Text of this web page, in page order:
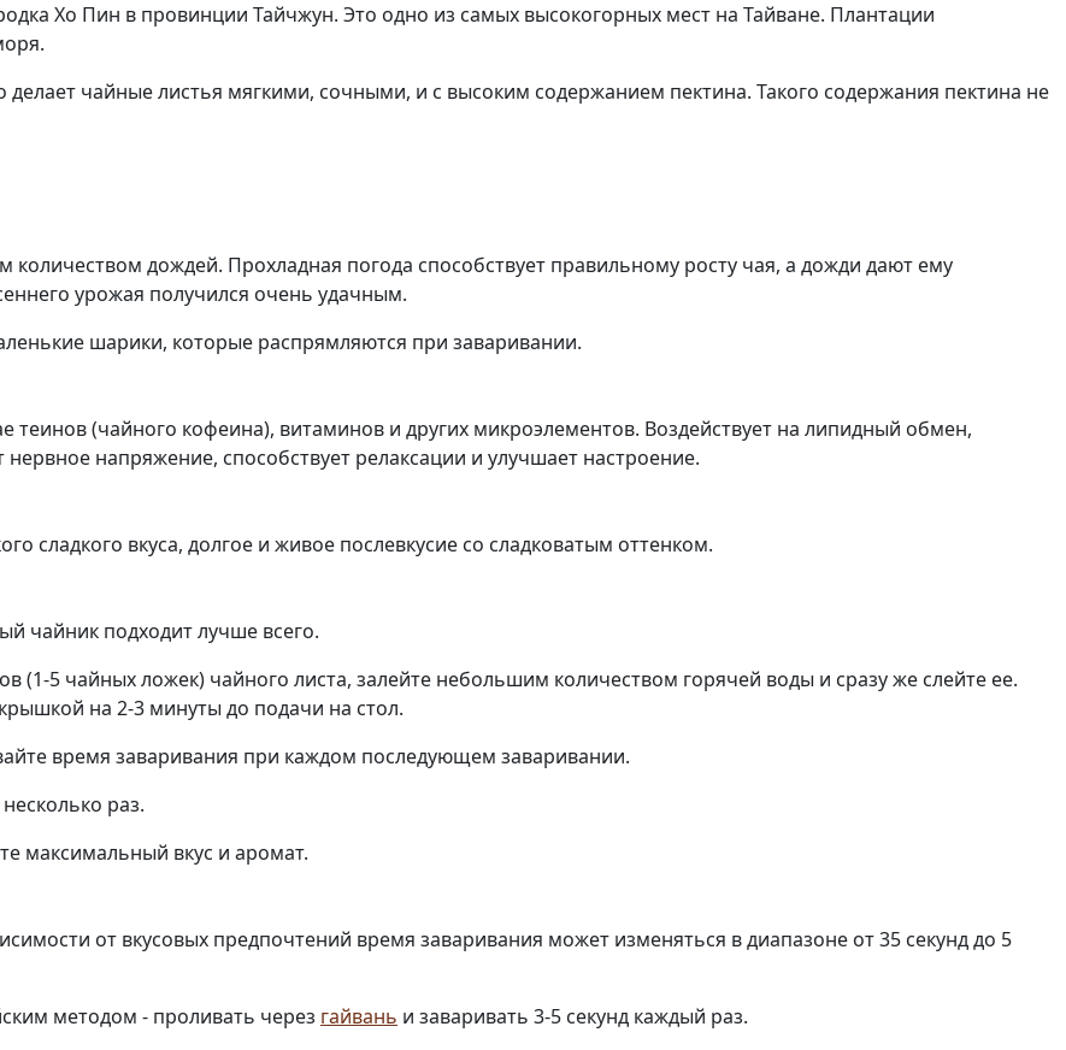
Хо Пин в провинции Тайчжун. Это одно из самых высокогорных мест на Тайване. Плантации
чайные листья мягкими, сочными, и с высоким содержанием пектина. Такого содержания пектина не
дождей. Прохладная погода способствует правильному росту чая, а дожди дают ему
урожая получился очень удачным.
шарики, которые распрямляются при заваривании.
теинов (чайного кофеина), витаминов и других микроэлементов. Воздействует на липидный обмен,
напряжение, способствует релаксации и улучшает настроение.
вкуса, долгое и живое послевкусие со сладковатым оттенком.
чайник подходит лучше всего.
(1-5 чайных ложек) чайного листа, залейте небольшим количеством горячей воды и сразу же слейте ее.
на 2-3 минуты до подачи на стол.
время заваривания при каждом последующем заваривании.
раз.
максимальный вкус и аромат.
от вкусовых предпочтений время заваривания может изменяться в диапазоне от 35 секунд до 5
методом - проливать через гайвань и заваривать 3-5 секунд каждый раз.